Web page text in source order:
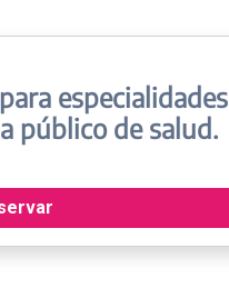
especialidades
público de salud.